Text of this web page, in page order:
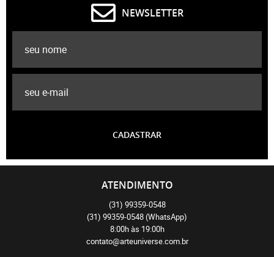
NEWSLETTER
CADASTRAR
ATENDIMENTO
(31) 99359-0548
(31) 99359-0548(WhatsApp)
8:00h às 19:00h
contato@arteuniverse.com.br